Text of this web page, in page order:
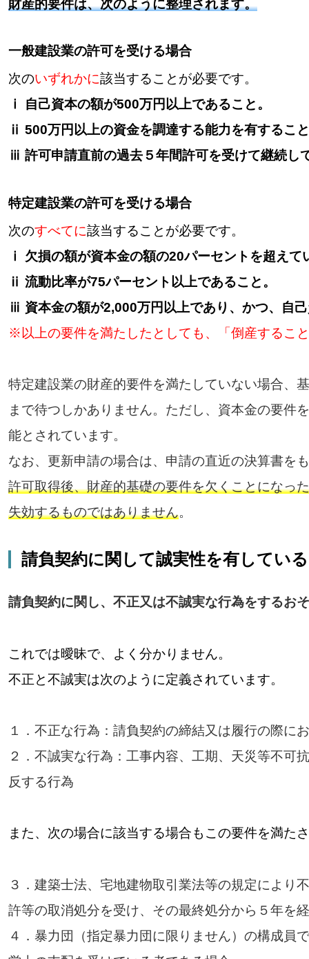
財産的要件は、次のように整理されます。
一般建設業の許可を受ける場合
次のいずれかに該当することが必要です。
ⅰ 自己資本の額が500万円以上であること。
ⅱ 500万円以上の資金を調達する能力を有するこ
ⅲ 許可申請直前の過去５年間許可を受けて継続し
特定建設業の許可を受ける場合
次のすべてに該当することが必要です。
ⅰ 欠損の額が資本金の額の20パーセントを超えて
ⅱ 流動比率が75パーセント以上であること。
ⅲ 資本金の額が2,000万円以上であり、かつ、自
※以上の要件を満たしたとしても、「倒産するこ
特定建設業の財産的要件を満たしていない場合、
まで待つしかありません。ただし、資本金の要件
能とされています。
なお、更新申請の場合は、申請の直近の決算書を
許可取得後、財産的基礎の要件を欠くことになっ
失効するものではありません。
請負契約に関して誠実性を有してい
請負契約に関し、不正又は不誠実な行為をするお
これでは曖昧で、よく分かりません。
不正と不誠実は次のように定義されています。
１．不正な行為：請負契約の締結又は履行の際に
２．不誠実な行為：工事内容、工期、天災等不可
反する行為
また、次の場合に該当する場合もこの要件を満た
３．建築士法、宅地建物取引業法等の規定により
許等の取消処分を受け、その最終処分から５年を
４．暴力団（指定暴力団に限りません）の構成員